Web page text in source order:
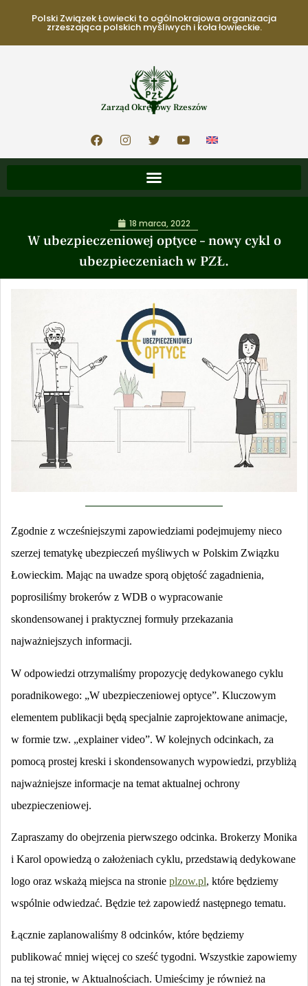
Polski Związek Łowiecki to ogólnokrajowa organizacja
zrzeszająca polskich myśliwych i koła łowieckie.
Zarząd Okręgowy Rzeszów
W ubezpieczeniowej optyce – nowy cykl o
ubezpieczeniach w PZŁ.
18 marca, 2022
Zgodnie z wcześniejszymi zapowiedziami podejmujemy nieco
szerzej tematykę ubezpieczeń myśliwych w Polskim Związku
Łowieckim. Mając na uwadze sporą objętość zagadnienia,
poprosiliśmy brokerów z WDB o wypracowanie
skondensowanej i praktycznej formuły przekazania
najważniejszych informacji.
W odpowiedzi otrzymaliśmy propozycję dedykowanego cyklu
poradnikowego: „W ubezpieczeniowej optyce”. Kluczowym
elementem publikacji będą specjalnie zaprojektowane animacje,
w formie tzw. „explainer video”. W kolejnych odcinkach, za
pomocą prostej kreski i skondensowanych wypowiedzi, przybliżą
najważniejsze informacje na temat aktualnej ochrony
ubezpieczeniowej.
Zapraszamy do obejrzenia pierwszego odcinka. Brokerzy Monika
i Karol opowiedzą o założeniach cyklu, przedstawią dedykowane
logo oraz wskażą miejsca na stronie plzow.pl, które będziemy
wspólnie odwiedzać. Będzie też zapowiedź następnego tematu.
Łącznie zaplanowaliśmy 8 odcinków, które będziemy
publikować mniej więcej co sześć tygodni. Wszystkie zapowiemy
na tej stronie, w Aktualnościach. Umieścimy je również na